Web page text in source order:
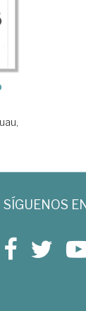
SÍGUENOS EN